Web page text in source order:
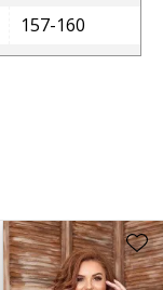
157-160